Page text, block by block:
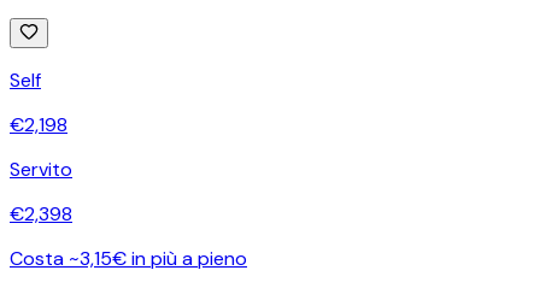
Self
€2,198
Servito
€2,398
Costa ~3,15€ in più a pieno